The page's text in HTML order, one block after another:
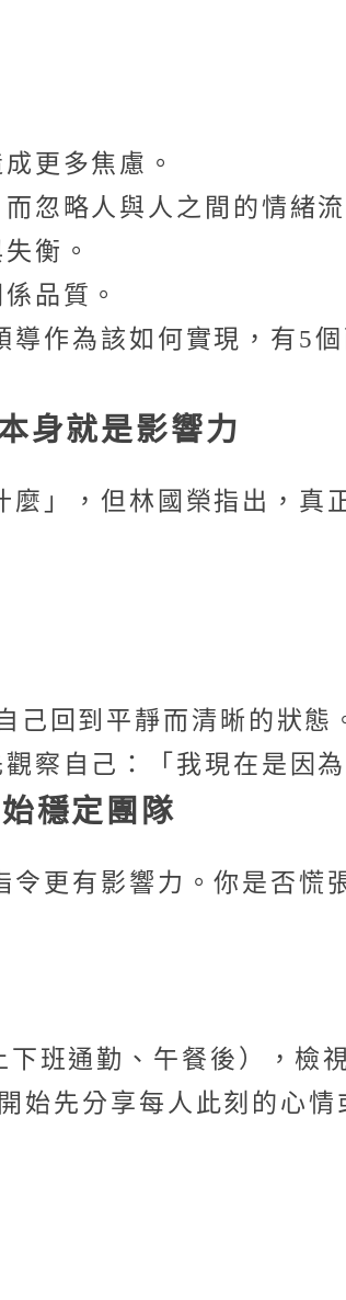
更多焦慮。
忽略人與人之間的情緒流
衡。
品質。
作為該如何實現，有5個
身就是影響力
」，但林國榮指出，真
己回到平靜而清晰的狀態
察自己：「我現在是因
穩定團隊
更有影響力。你是否慌
班通勤、午餐後），檢
先分享每人此刻的心情